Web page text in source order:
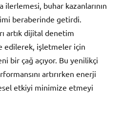
ilerlemesi, buhar kazanlarının
beraberinde getirdi.
artık dijital denetim
edilerek, işletmeler için
bir çağ açıyor. Bu yenilikçi
artırırken enerji
etkiyi minimize etmeyi